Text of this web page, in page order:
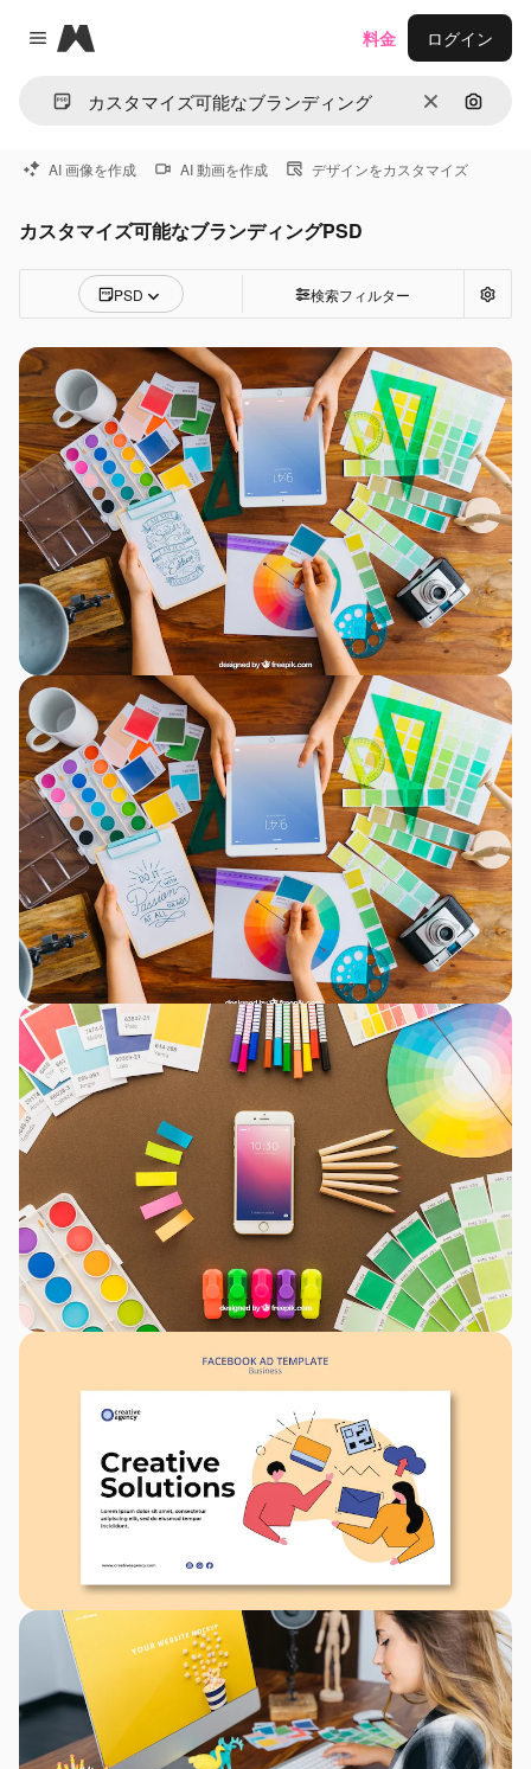
Close menu
Magnific
消去 画像で
料金 ログイン
AI 画像を作成 AI 動画を作成 デザインをカスタマイズ
カスタマイズ可能なブランディングPSD
PSD 検索フィルター